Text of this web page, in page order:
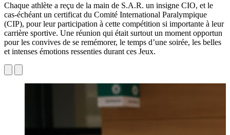
Chaque athlète a reçu de la main de S.A.R. un insigne CIO, et le
cas-échéant un certificat du Comité International Paralympique
(CIP), pour leur participation à cette compétition si importante à leur
carrière sportive. Une réunion qui était surtout un moment opportun
pour les convives de se remémorer, le temps d’une soirée, les belles
et intenses émotions ressenties durant ces Jeux.